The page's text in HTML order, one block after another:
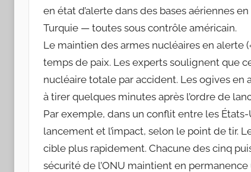
en état d’alerte dans des bases aériennes
Turquie — toutes sous contrôle américain.
Le maintien des armes nucléaires en alerte
temps de paix. Les experts soulignent que
nucléaire totale par accident. Les ogives
à tirer quelques minutes après l’ordre de
Par exemple, dans un conflit entre les
lancement et l’impact, selon le point de tir.
cible plus rapidement. Chacune des cinq
sécurité de l’ONU maintient en